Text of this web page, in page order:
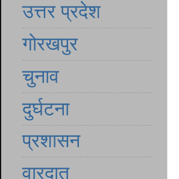
उत्तर प्रदेश
गोरखपुर
चुनाव
दुर्घटना
प्रशासन
वारदात